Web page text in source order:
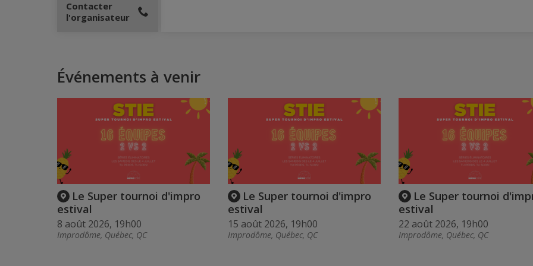
Contacter
l'organisateur
Événements à venir
Le Super tournoi d'impro
estival
8 août 2026, 19h00
Improdôme, Québec, QC
Le Super tournoi d'impro
estival
15 août 2026, 19h00
Improdôme, Québec, QC
Le Super tournoi
estival
22 août 2026, 19h00
Improdôme, Québec, QC